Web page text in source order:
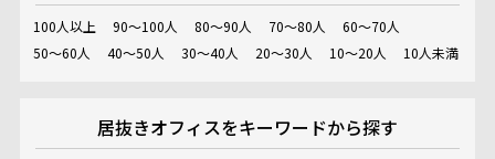
100人以上 90～100人 80～90人 70～80人
60～70人
50～60人
40～50人 30～40人 20～30人 10～20人 10人未満
居抜きオフィスをキーワードから探す